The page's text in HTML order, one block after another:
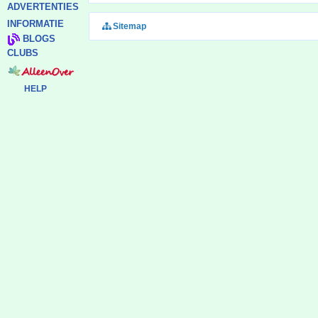
ADVERTENTIES
INFORMATIE
BLOGS
CLUBS
HELP
Sitemap